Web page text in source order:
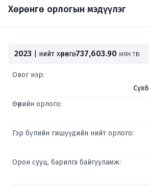
Хөрөнгө орлогын мэдүүлэг
2023 | нийт хөрөнгө:737,603.90 мян.төг
Овог нэр:
Өөрийн орлого:
Гэр бүлийн гишүүдийн нийт орлого:
Орон сууц, барилга байгууламж: